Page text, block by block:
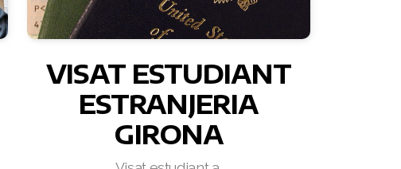
VISAT ESTUDIANT
ESTRANJERIA
GIRONA